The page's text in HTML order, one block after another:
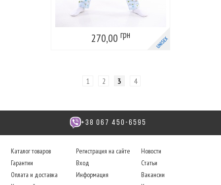
270,00 грн
1 2 3 4
+38 067 450-6595
Каталог товаров
Гарантии
Оплата и доставка
Регистрация на сайте
Вход
Информация
Новости
Статьи
Вакансии